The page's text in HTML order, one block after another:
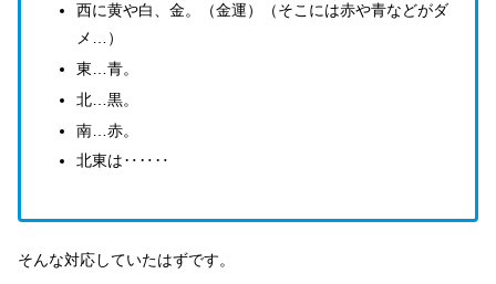
西に黄や白、金。（金運）（そこには赤や青などがダ
メ…）
東…青。
北…黒。
南…赤。
北東は‥‥‥
そんな対応していたはずです。